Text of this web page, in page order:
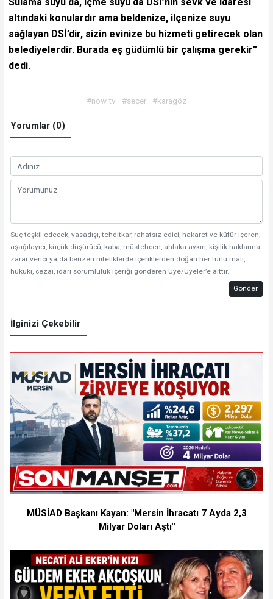
Sulama suyu da, içme suyu da DSİ’nin sevk ve idaresi
altındaki konulardır ama beldenize, ilçenize suyu
sağlayan DSİ’dir, sizin evinize bu hizmeti getirecek olan
belediyelerdir. Burada eş güdümlü bir çalışma gerekir”
dedi.
#now tv #seçer #karagöz
Yorumlar (0)
Suç teşkil edecek, yasadışı, tehditkar, rahatsız edici, hakaret ve küfür içeren,
aşağılayıcı, küçük düşürücü, kaba, müstehcen, ahlaka aykırı, kişilik haklarına
zarar verici ya da benzeri niteliklerde içeriklerden doğan her türlü mali,
hukuki, cezai, idari sorumluluk içeriği gönderen Üye/Üyeler’e aittir.
Gönder
İlginizi Çekebilir
MÜSİAD Başkanı Kayan: "Mersin İhracatı 7 Ayda 2,3
Milyar Doları Aştı"